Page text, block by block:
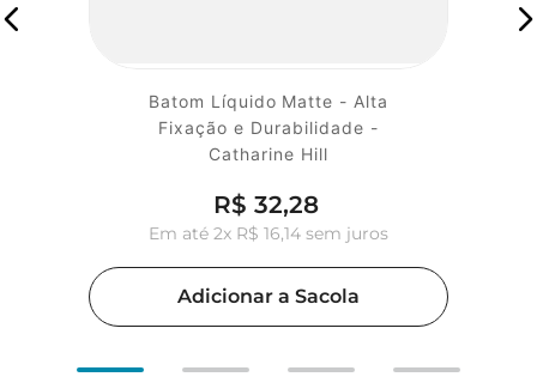
Batom Líquido Matte - Alta
Fixação e Durabilidade -
Catharine Hill
R$ 32,28
Em até 2x R$ 16,14 sem juros
Adicionar a Sacola